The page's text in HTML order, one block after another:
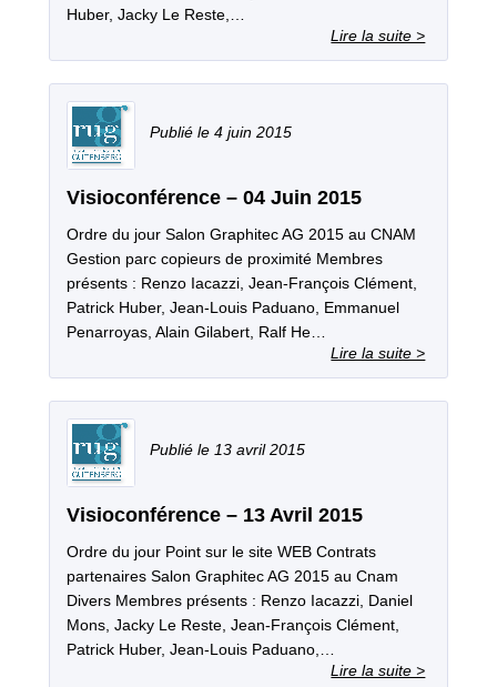
Huber, Jacky Le Reste,…
Visioconférence – 04 Juin 2015
Ordre du jour Salon Graphitec AG 2015 au CNAM
Gestion parc copieurs de proximité Membres
présents : Renzo Iacazzi, Jean‐François Clément,
Patrick Huber, Jean‐Louis Paduano, Emmanuel
Penarroyas, Alain Gilabert, Ralf He…
4 juin 2015
Visioconférence – 13 Avril 2015
Ordre du jour Point sur le site WEB Contrats
partenaires Salon Graphitec AG 2015 au Cnam
Divers Membres présents : Renzo Iacazzi, Daniel
Mons, Jacky Le Reste, Jean-François Clément,
Patrick Huber, Jean-Louis Paduano,…
13 avril 2015